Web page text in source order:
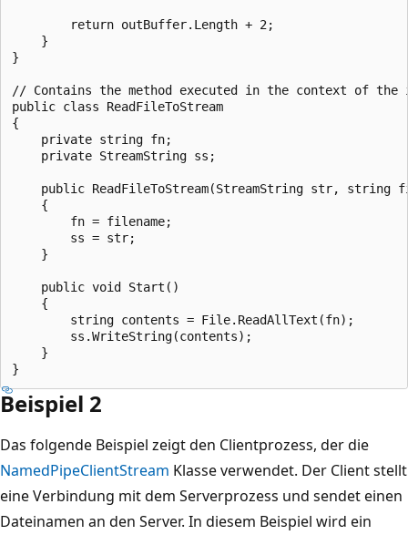
        return outBuffer.Length + 2;
    }
}
// Contains the method executed in the context of the
public class ReadFileToStream
{
    private string fn;
    private StreamString ss;
public ReadFileToStream(StreamString str, string
    {
        fn = filename;
        ss = str;
    }
    public void Start()
    {
        string contents = File.ReadAllText(fn);
        ss.WriteString(contents);
    }
Beispiel 2
Das folgende Beispiel zeigt den Clientprozess, der die
NamedPipeClientStream Klasse verwendet. Der Client stellt
eine Verbindung mit dem Serverprozess und sendet einen
Dateinamen an den Server. In diesem Beispiel wird ein